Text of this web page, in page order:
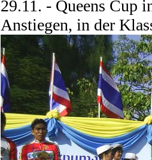
29.11. - Queens Cup
Anstiegen, in der